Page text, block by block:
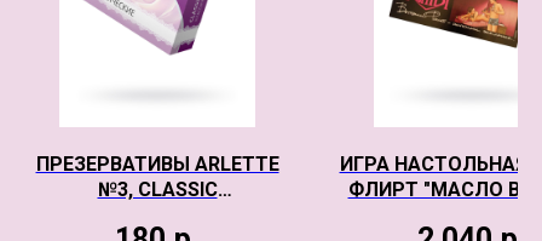
ПРЕЗЕРВАТИВЫ ARLETTE
№3, CLASSIC
ИГРА НАСТОЛЬНАЯ
ФЛИРТ "МАСЛО В